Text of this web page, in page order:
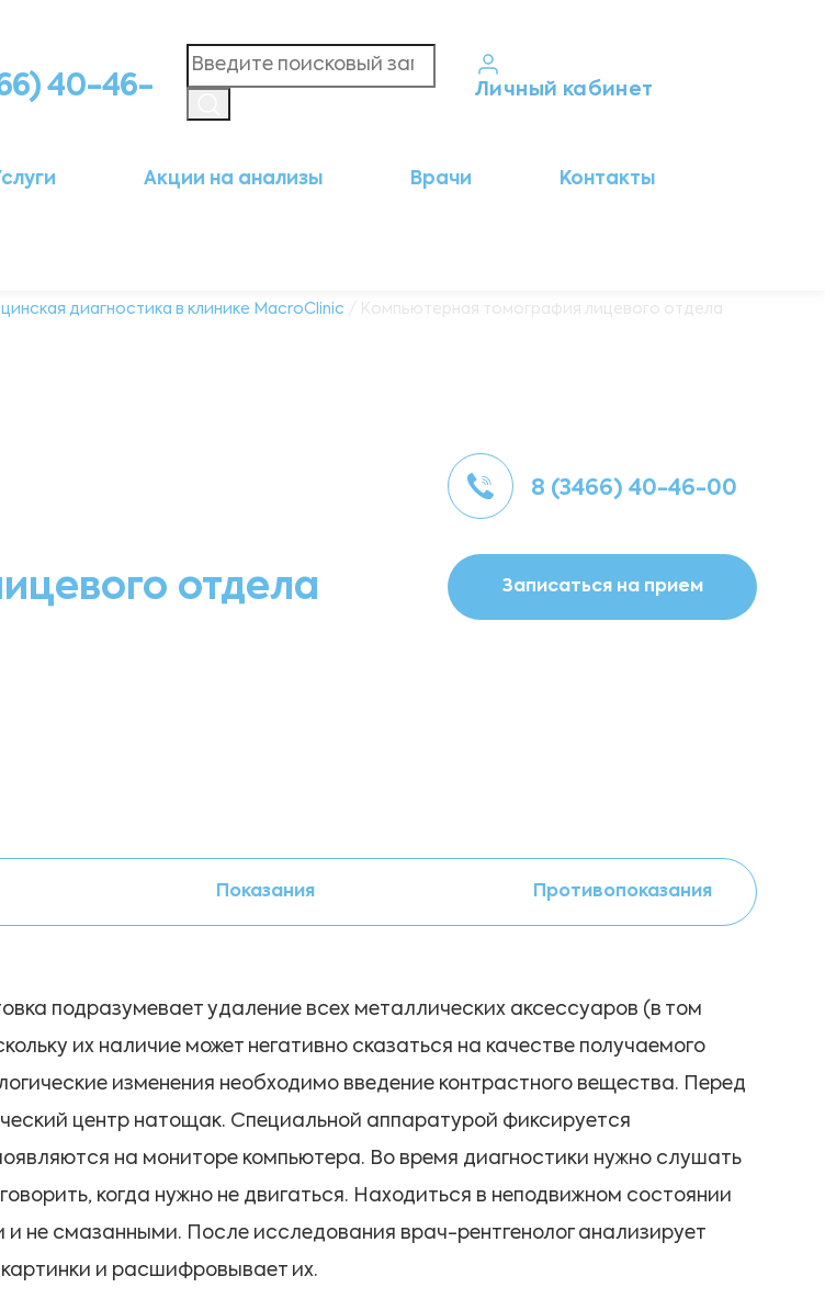
40-46-
Личный кабинет
Акции на анализы Врачи
Контакты
диагностика в клинике MacroClinic / Компьютерная томография лицевого отдела
отдела
8 (3466) 40-46-00
Записаться на прием
Показания Противопоказания
подразумевает удаление всех металлических аксессуаров (в том
их наличие может негативно сказаться на качестве получаемого
изменения необходимо введение контрастного вещества. Перед
центр натощак. Специальной аппаратурой фиксируется
на мониторе компьютера. Во время диагностики нужно слушать
когда нужно не двигаться. Находиться в неподвижном состоянии
не смазанными. После исследования врач-рентгенолог анализирует
и расшифровывает их.